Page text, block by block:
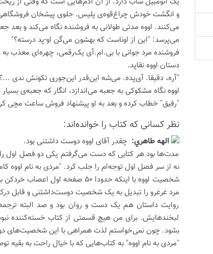
و انگشت خودش چراغ‌قوه‌ی پلیس. جلوی پیشخان فروشگاهی
می‌کنند. اووه مدتی طولانی به فروشنده نگاه می‌کند و
می‌پرسد: "این از اوناست که بهشون می‌گن او-پد درسته؟"
فروشنده مرد جوانی با بی.ام.آی یک‌رقمی، چهره‌ای
دستان اووه نقاپد.
"آره، دقیقا. آی‌پده. می‌شه این‌قدر این‌جوری تکونش ندی
اووه نگاه مشکوکی به جعبه می‌اندازد، انگار که جعبه‌ی
"رفیق" خطاب کرده و بعد به او پیشنهاد فروش ساعت مچی
نظر كسانی كه كتاب را خوانده‌اند:
الهه طاهري: چقدر آقای اووه دوست داشتنی بود.
مدت‌ها بود هر کتابی که دست می‌گرفتم یکی دو فصل اول
نه از سر فصل اول توجه‌ام را جلب کرد. "مردی به نام اووه
شخصیت اووه با اینکه حدودا 50
مرد غرغرو را تبدیل به یک شخصیت دوست‌داشتنی و قابل
روایت داستان هم یک دست و روان بود و صد البته
لبخند‌هایش. برای من هیچ قسمتی از کتاب خسته‌کننده
بشود. چون نمی‌خواستم لذت همراهی با این شخصیت‌های
"مردی به نام اووه" به کتاب‌هایی که با خیال راحت به بقیه